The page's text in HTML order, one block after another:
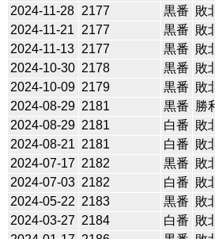
2024-11-28 2177 黒番 敗
2024-11-21
2177 黒番 敗
2024-11-13 2177 黒番 敗
2024-10-30 2178 黒番 敗
2024-10-09 2179 黒番 敗
2024-08-29 2181 黒番 勝
2024-08-29 2181 白番 敗
2024-08-21 2181 白番 敗
2024-07-17 2182 黒番 敗
2024-07-03 2182 白番 敗
2024-05-22 2183 黒番 敗
2024-03-27 2184 白番 敗